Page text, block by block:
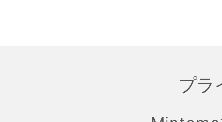
プラ